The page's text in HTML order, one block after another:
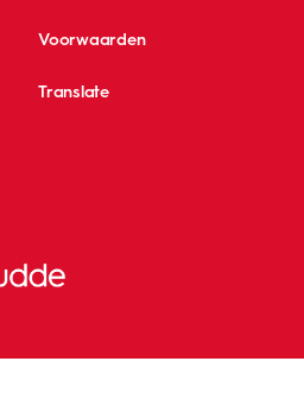
Voorwaarden
Translate